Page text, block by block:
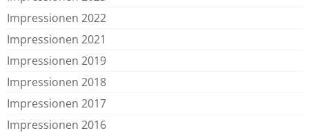
Impressionen 2022
Impressionen 2021
Impressionen 2019
Impressionen 2018
Impressionen 2017
Impressionen 2016